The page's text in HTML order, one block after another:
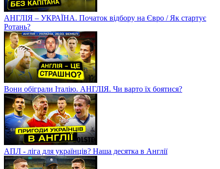
АНГЛІЯ – УКРАЇНА. Початок відбору на Євро / Як стартує
Ротань?
Вони обіграли Італію. АНГЛІЯ. Чи варто їх боятися?
АПЛ - ліга для українців? Наша десятка в Англії